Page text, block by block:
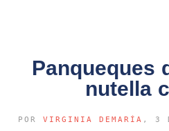
Panqueques
nutella
POR VIRGINIA DEMARÍA , 3